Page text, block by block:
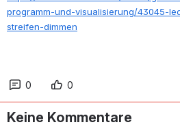
programm-und-visualisierung/43045-
streifen-dimmen
0 0
Keine Kommentare